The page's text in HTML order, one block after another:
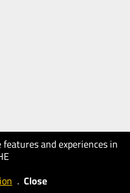
and experiences in
. Close